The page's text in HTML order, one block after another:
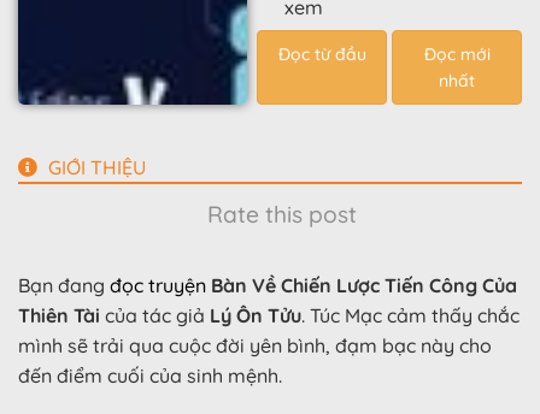
xem
Đọc từ đầu
Đọc mới
nhất
GIỚI THIỆU
Rate this post
Bạn đang đọc truyện Bàn Về Chiến Lược Tiến Công Của
Thiên Tài của tác giả Lý Ôn Tửu. Túc Mạc cảm thấy chắc
mình sẽ trải qua cuộc đời yên bình, đạm bạc này cho
đến điểm cuối của sinh mệnh.